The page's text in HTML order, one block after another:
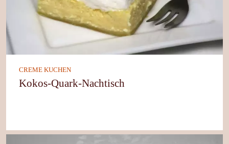
CREME KUCHEN
Kokos-Quark-Nachtisch